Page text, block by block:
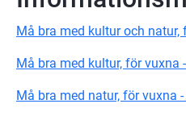
Må bra med kultur och natur,
Må bra med kultur, för vuxna
Må bra med natur, för vuxna